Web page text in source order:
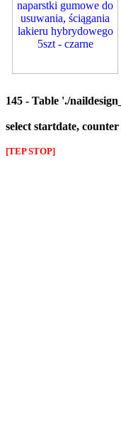
145 - Table './
select startdate,
[TEP STOP]